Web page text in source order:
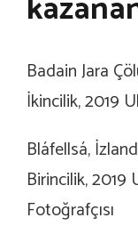
Badain Jara
İkincilik, 2019
Bláfellsá,
Birincilik,2019
Fotoğrafçısı